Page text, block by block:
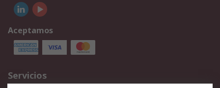
Aceptamos
Servicios